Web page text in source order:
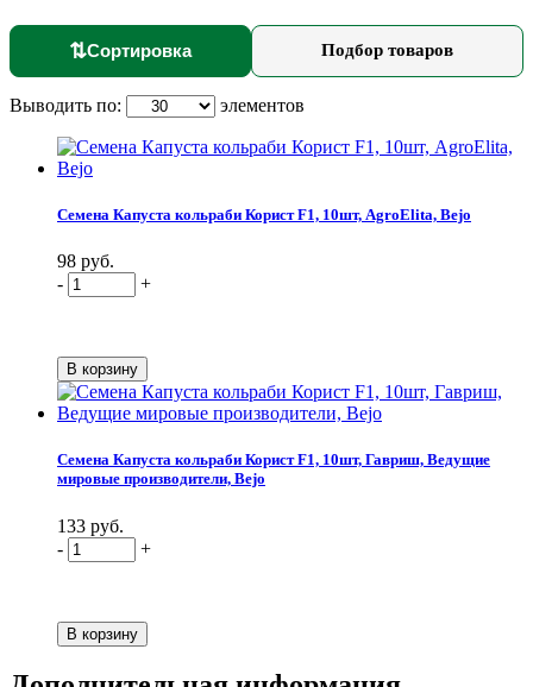
⇅Сортировка Подбор товаров
Выводить по: элементов
Семена Капуста кольраби Корист F1, 10шт, AgroElita, Bejo
98 руб.
-
+
Семена Капуста кольраби Корист F1, 10шт, Гавриш, Ведущие
мировые производители, Bejo
133 руб.
-
+